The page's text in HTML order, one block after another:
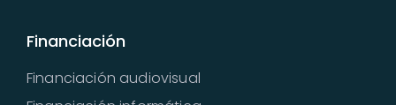
Financiación
Financiación audiovisual